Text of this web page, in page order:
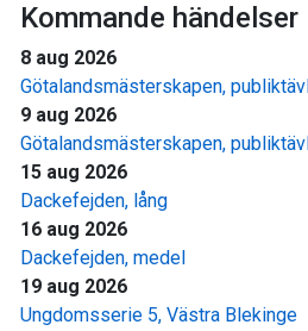
Kommande händelser
8 aug 2026
Götalandsmästerskapen,
9 aug 2026
Götalandsmästerskapen,
15 aug 2026
Dackefejden, lång
16 aug 2026
Dackefejden, medel
19 aug 2026
Ungdomsserie 5, Västra Blekinge